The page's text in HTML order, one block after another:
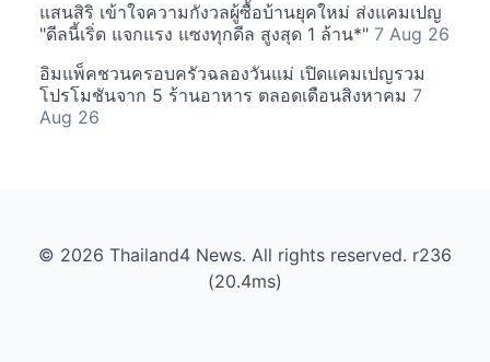
แสนสิริ เข้าใจความกังวลผู้ซื้อบ้านยุคใหม่ ส่งแคมเปญ
"ดีลนี้เริ่ด แจกแรง แซงทุกดีล สูงสุด 1 ล้าน*" 7 Aug 26
อิมแพ็คชวนครอบครัวฉลองวันแม่ เปิดแคมเปญรวม
โปรโมชันจาก 5 ร้านอาหาร ตลอดเดือนสิงหาคม 7
Aug 26
© 2026 Thailand4 News. All rights reserved. r236
(20.4ms)